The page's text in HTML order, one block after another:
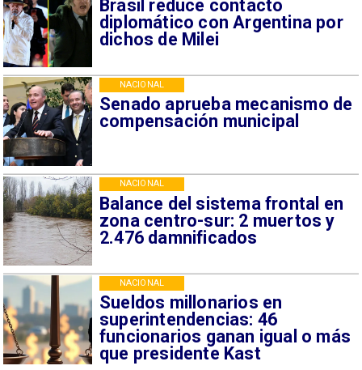
Brasil reduce contacto
diplomático con Argentina por
dichos de Milei
Senado aprueba mecanismo de
compensación municipal
NACIONAL
Balance del sistema frontal en
zona centro-sur: 2 muertos y
2.476 damnificados
NACIONAL
Sueldos millonarios en
superintendencias: 46
funcionarios ganan igual o más
que presidente Kast
NACIONAL